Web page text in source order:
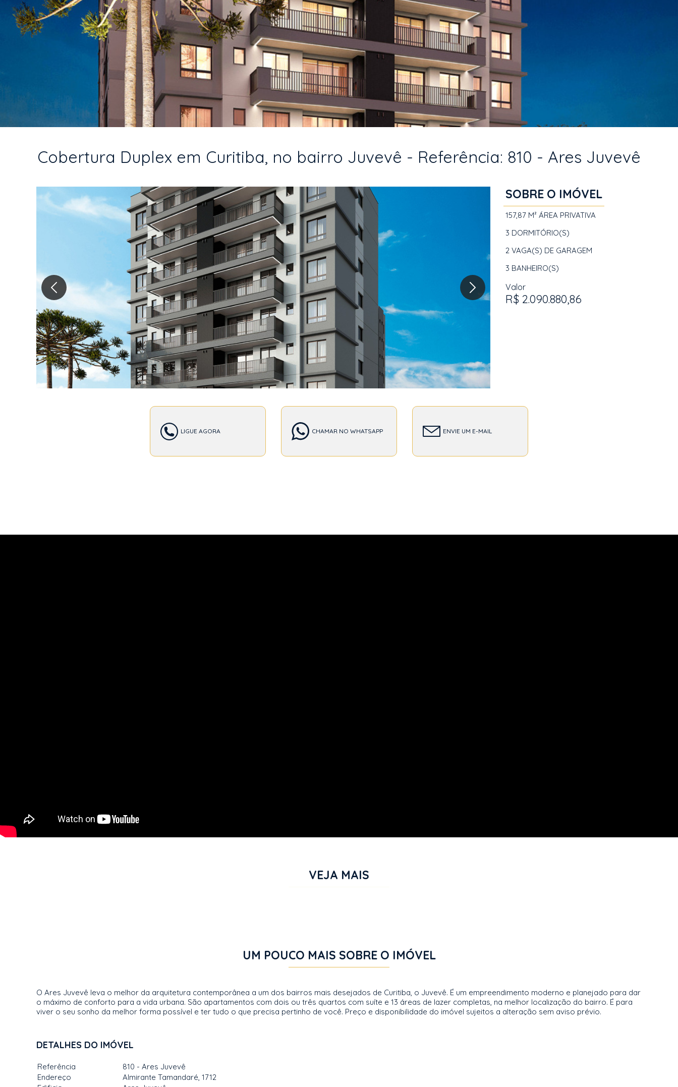
Cobertura Duplex em Curitiba, no bairro Juvevê - Referência: 810 - Ares Juvevê
NEXT
SOBRE O IMÓVEL
157,87 M² ÁREA PRIVATIVA
3 DORMITÓRIO(S)
2 VAGA(S) DE GARAGEM
3 BANHEIRO(S)
Valor
R$ 2.090.880,86
LIGUE AGORA CHAMAR NO WHATSAPP ENVIE UM E-MAIL
VEJA MAIS
UM POUCO MAIS SOBRE O IMÓVEL
O Ares Juvevê leva o melhor da arquitetura contemporânea a um dos bairros mais desejados de Curitiba, o Juvevê. É um empreendimento moderno e planejado para dar
o máximo de conforto para a vida urbana. São apartamentos com dois ou três quartos com suíte e 13 áreas de lazer completas, na melhor localização do bairro. É para
viver o seu sonho da melhor forma possível e ter tudo o que precisa pertinho de você. Preço e disponibilidade do imóvel sujeitos a alteração sem aviso prévio.
DETALHES DO IMÓVEL
Referência
810 - Ares Juvevê
Endereço
Almirante Tamandaré, 1712